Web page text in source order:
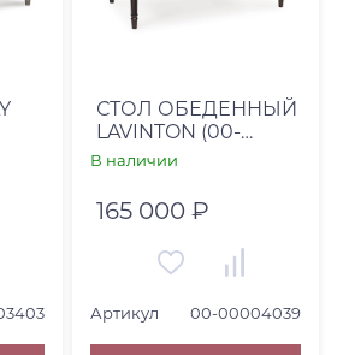
СТОЛ ОБЕДЕННЫЙ
LAVINTON (00-
00004039)
В наличии
165 000 ₽
Артикул 00-00004039